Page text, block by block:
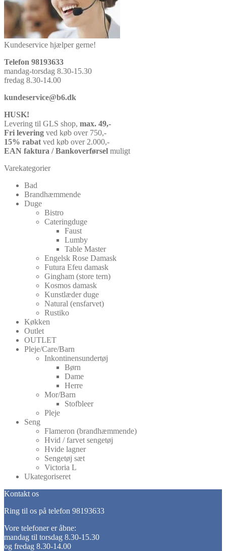
Kundeservice hjælper gerne!
Telefon 98193633
mandag-torsdag 8.30-15.30
fredag 8.30-14.00
kundeservice@b6.dk
HUSK!
Levering til GLS shop, max. 49,-
Fri levering ved køb over 750,-
15% rabat ved køb over 2.000,-
EAN faktura / Bankoverførsel muligt
Varekategorier
Bad
Brandhæmmende
Duge
Bistro
Cateringduge
Faust
Lumby
Table Master
Engelsk Rose Damask
Futura Efeu damask
Gingham (store tern)
Kosmos damask
Kunstlæder duge
Natural (ensfarvet)
Rustiko
Køkken
Outlet
OUTLET
Pleje/Care/Barn
Inkontinensundertøj
Børn
Dame
Herre
Mor/Barn
Stofbleer
Pleje
Seng
Flameron (brandhæmmende)
Hvid / farvet sengetøj
Hvide lagner
Sengetøj sæt
Victoria L
Ukategoriseret
Kontakt os
Ring til os på telefon 98193633
Vore telefoner er åbne:
mandag til torsdag 8.30-15.30
og fredag 8.30-14.00